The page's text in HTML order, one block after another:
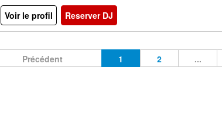
Voir le profil
Reserver DJ
Précédent 1 2 ...